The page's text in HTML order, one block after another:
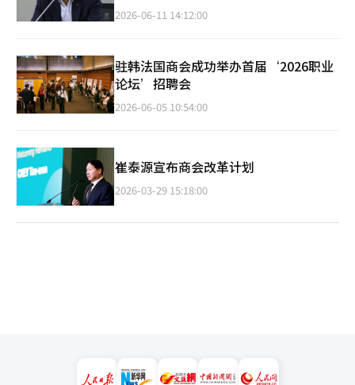
2026-06-11 14:12:00
驻韩法国商会成功举办首届‘2026职业
论坛’招聘会
2026-06-05 10:54:00
崔泰源宣布商会改革计划
2026-03-29 15:18:00